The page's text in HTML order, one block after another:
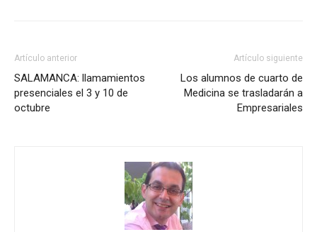
Artículo anterior
SALAMANCA: llamamientos
presenciales el 3 y 10 de
octubre
Artículo siguiente
Los alumnos de cuarto de
Medicina se trasladarán a
Empresariales